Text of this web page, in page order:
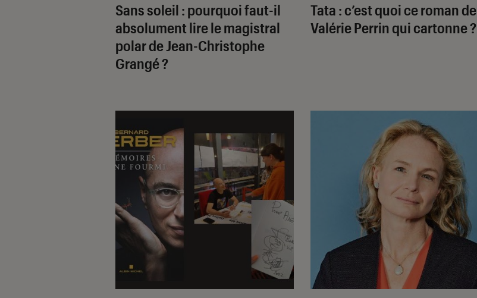
Sans soleil : pourquoi faut-il
absolument lire le magistral
polar de Jean-Christophe
Grangé ?
Tata : c’est quoi ce roman de
Valérie Perrin qui cartonne ?